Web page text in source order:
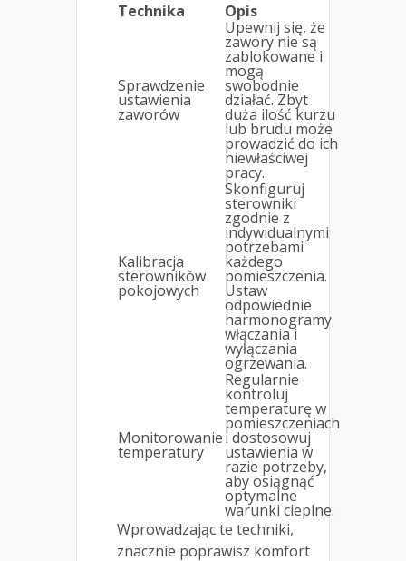
Technika
Opis
Sprawdzenie
ustawienia
zaworów
Upewnij się, że
zawory nie są
zablokowane i
mogą
swobodnie
działać. Zbyt
duża ilość kurzu
lub brudu może
prowadzić do ich
niewłaściwej
pracy.
Kalibracja
sterowników
pokojowych
Skonfiguruj
sterowniki
zgodnie z
indywidualnymi
potrzebami
każdego
pomieszczenia.
Ustaw
odpowiednie
harmonogramy
włączania i
wyłączania
ogrzewania.
Monitorowanie
temperatury
Regularnie
kontroluj
temperaturę w
pomieszczeniach
i dostosowuj
ustawienia w
razie potrzeby,
aby osiągnąć
optymalne
warunki cieplne.
Wprowadzając te techniki,
znacznie poprawisz komfort